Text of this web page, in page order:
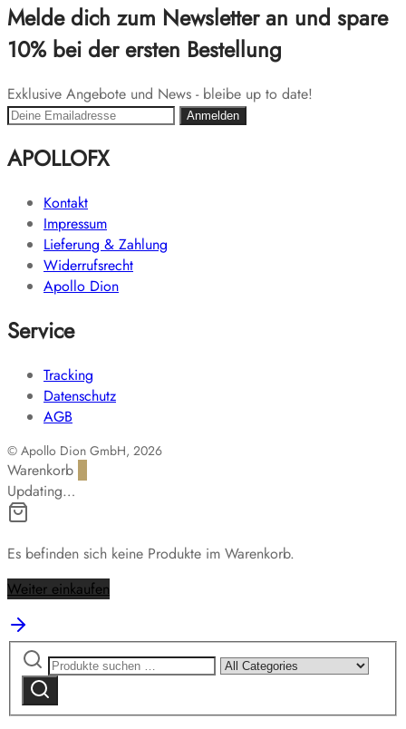
Melde dich zum Newsletter an und spare
10% bei der ersten Bestellung
Exklusive Angebote und News - bleibe up to date!
APOLLOFX
Kontakt
Impressum
Lieferung & Zahlung
Widerrufsrecht
Apollo Dion
Service
Tracking
Datenschutz
AGB
© Apollo Dion GmbH, 2026
Warenkorb
Updating…
Es befinden sich keine Produkte im Warenkorb.
Weiter einkaufen
Suchen
nach:
Narrow
by
Suchen